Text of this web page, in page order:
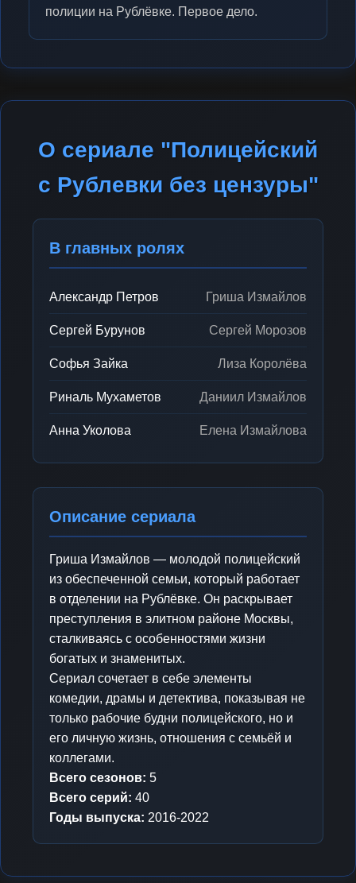
полиции на Рублёвке. Первое дело.
О сериале "Полицейский
с Рублевки без цензуры"
В главных ролях
Александр Петров Гриша Измайлов
Сергей Бурунов Сергей Морозов
Софья Зайка Лиза Королёва
Риналь Мухаметов Даниил Измайлов
Анна Уколова Елена Измайлова
Описание сериала
Гриша Измайлов — молодой полицейский
из обеспеченной семьи, который работает
в отделении на Рублёвке. Он раскрывает
преступления в элитном районе Москвы,
сталкиваясь с особенностями жизни
богатых и знаменитых.
Сериал сочетает в себе элементы
комедии, драмы и детектива, показывая не
только рабочие будни полицейского, но и
его личную жизнь, отношения с семьёй и
коллегами.
Всего сезонов: 5
Всего серий: 40
Годы выпуска: 2016-2022